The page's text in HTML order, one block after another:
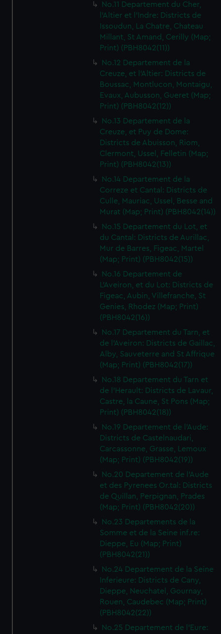
No.11 Departement du Cher,
l'Altier et l'Indre: Districts de
Issoudun, La Chatre, Chateau
Millant, St Amand, Cerilly (Map;
Print) (PBH8042(11))
No.12 Departement de la
Creuze, et l'Altier: Districts de
Boussac, Montlucon, Montaigu,
Evaux, Aubusson, Gueret (Map;
Print) (PBH8042(12))
No.13 Departement de la
Creuze, et Puy de Dome:
Districts de Abuisson, Riom,
Clermont, Ussel, Felletin (Map;
Print) (PBH8042(13))
No.14 Departement de la
Correze et Cantal: Districts de
Culle, Mauriac, Ussel, Besse and
Murat (Map; Print) (PBH8042(14))
No.15 Departement du Lot, et
du Cantal: Districts de Aurillac,
Mur de Barres, Figeac, Martel
(Map; Print) (PBH8042(15))
No.16 Departement de
L'Aveiron, et du Lot: Districts de
Figeac, Aubin, Villefranche, St
Genies, Rhodez (Map; Print)
(PBH8042(16))
No.17 Departement du Tarn, et
de l'Aveiron: Districts de Gaillac,
Alby, Sauveterre and St Affrique
(Map; Print) (PBH8042(17))
No.18 Departement du Tarn et
de l'Herault: Districts de Lavaur,
Castre, la Caune, St Pons (Map;
Print) (PBH8042(18))
No.19 Departement de l'Aude:
Districts de Castelnaudari,
Carcassonne, Grasse, Lemoux
(Map; Print) (PBH8042(19))
No.20 Departement de l'Aude
et des Pyrenees Or.tal: Districts
de Quillan, Perpignan, Prades
(Map; Print) (PBH8042(20))
No.23 Departements de la
Somme et de la Seine inf.re:
Dieppe, Eu (Map; Print)
(PBH8042(21))
No.24 Departement de la Seine
Inferieure: Districts de Cany,
Dieppe, Neuchatel, Gournay,
Rouen, Caudebec (Map; Print)
(PBH8042(22))
No.25 Departement de l'Eure: